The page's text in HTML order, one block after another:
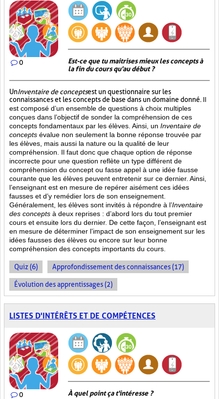
0
Est-ce que tu maitrises mieux les concepts à
la fin du cours qu'au début ?
UnInventaire de conceptsest un questionnaire sur les
connaissances et les concepts de base dans un domaine donné. Il
est composé d’un ensemble de questions à choix multiples
conçues dans l’objectif de sonder la compréhension de ces
concepts fondamentaux par les élèves. Ainsi, un Inventaire de
concepts évalue non seulement la bonne réponse trouvée par
les élèves, mais aussi la nature ou la qualité de leur
compréhension. Il faut donc que chaque option de réponse
incorrecte pour une question reflète un type différent de
compréhension du concept ou fasse appel à une idée fausse
courante que les élèves peuvent entretenir sur ce dernier. Ainsi,
l’enseignant est en mesure de repérer aisément ces idées
fausses et d’y remédier lors de son enseignement.
Généralement, les élèves sont invités à répondre à l’Inventaire
des concepts à deux reprises : d’abord lors du tout premier
cours et ensuite lors du dernier. De cette façon, l’enseignant est
en mesure de déterminer l’impact de son enseignement sur les
idées fausses des élèves ou encore sur leur bonne
compréhension des concepts importants du cours.
Quiz (6) Approfondissement des connaissances (17)
Évolution des apprentissages (2)
LISTES D'INTÉRÊTS ET DE COMPÉTENCES
0 À quel point ça t'intéresse ?